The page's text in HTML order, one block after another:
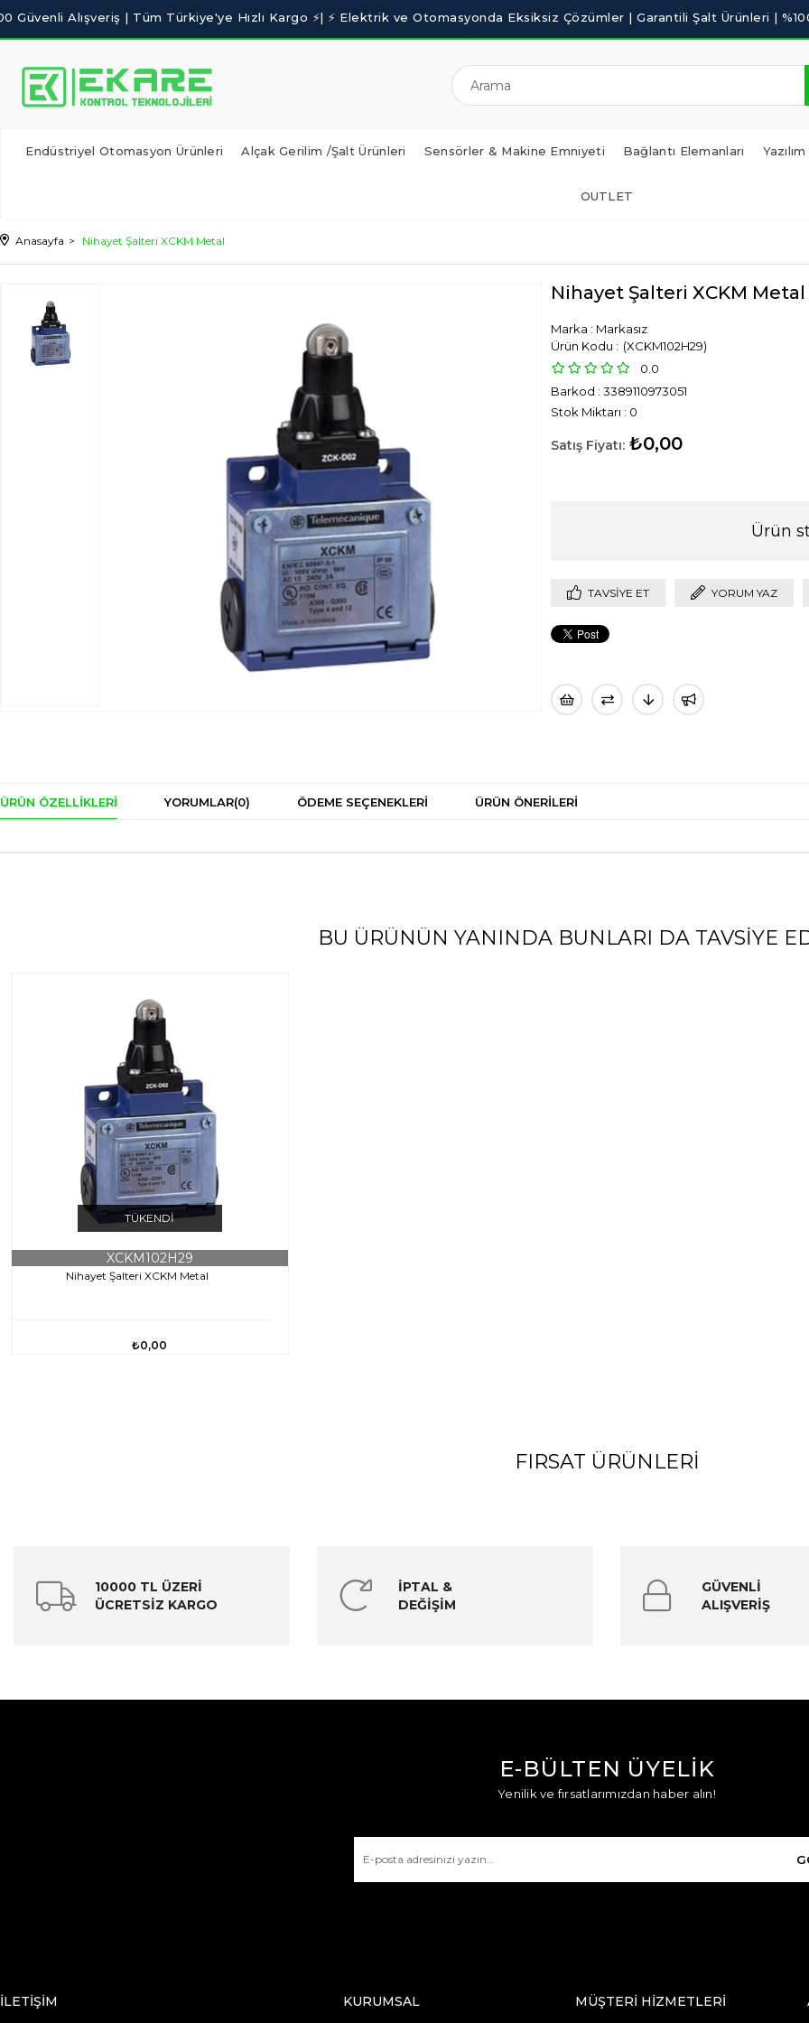
Endüstriyel Otomasyon Ürünleri Alçak Gerilim /Şalt Ürünleri Sensörler & Makine Emniyeti Bağlantı Elemanları
OUTLET
Anasayfa Nihayet Şalteri XCKM Metal
Nihayet Şalteri XCKM Metal
Marka : Markasız
(XCKM102H29)
0.0
Barkod : 3389110973051
Stok Miktarı : 0
₺0,00
Ürün
TAVSIYE ET YORUM YAZ
ÜRÜN ÖZELLIKLERI YORUMLAR(0) ÖDEME SEÇENEKLERI ÜRÜN ÖNERILERI
BU ÜRÜNÜN YANINDA BUNLARI DA TAVSIYE
TÜKENDI
Nihayet Şalteri XCKM Metal
XCKM102H29
₺0,00
FIRSAT ÜRÜNLERI
10000 TL ÜZERİ
ÜCRETSİZ KARGO
İPTAL &
DEĞİŞİM
GÜVENLİ
ALIŞVERİŞ
E-BÜLTEN ÜYELİK
Yenilik ve fırsatlarımızdan haber alın!
İLETİŞİM KURUMSAL MÜŞTERİ HİZMETLERİ